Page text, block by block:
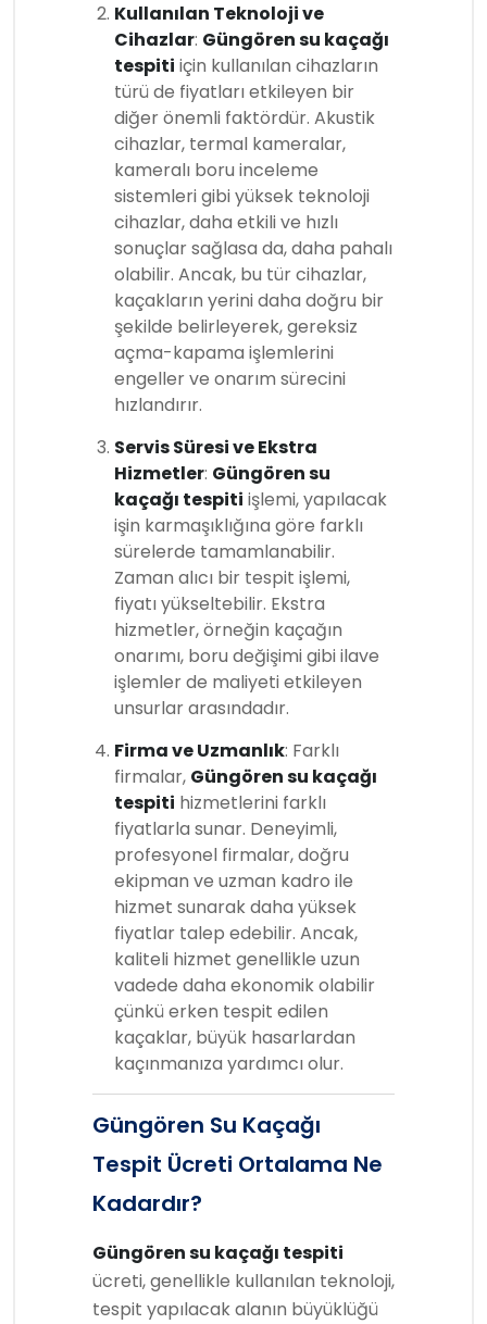
Kullanılan Teknoloji ve
Cihazlar: Güngören su kaçağı
tespiti için kullanılan cihazların
türü de fiyatları etkileyen bir
diğer önemli faktördür. Akustik
cihazlar, termal kameralar,
kameralı boru inceleme
sistemleri gibi yüksek teknoloji
cihazlar, daha etkili ve hızlı
sonuçlar sağlasa da, daha pahalı
olabilir. Ancak, bu tür cihazlar,
kaçakların yerini daha doğru bir
şekilde belirleyerek, gereksiz
açma-kapama işlemlerini
engeller ve onarım sürecini
hızlandırır.
Servis Süresi ve Ekstra
Hizmetler: Güngören su
kaçağı tespiti işlemi, yapılacak
işin karmaşıklığına göre farklı
sürelerde tamamlanabilir.
Zaman alıcı bir tespit işlemi,
fiyatı yükseltebilir. Ekstra
hizmetler, örneğin kaçağın
onarımı, boru değişimi gibi ilave
işlemler de maliyeti etkileyen
unsurlar arasındadır.
Firma ve Uzmanlık: Farklı
firmalar, Güngören su kaçağı
tespiti hizmetlerini farklı
fiyatlarla sunar. Deneyimli,
profesyonel firmalar, doğru
ekipman ve uzman kadro ile
hizmet sunarak daha yüksek
fiyatlar talep edebilir. Ancak,
kaliteli hizmet genellikle uzun
vadede daha ekonomik olabilir
çünkü erken tespit edilen
kaçaklar, büyük hasarlardan
kaçınmanıza yardımcı olur.
Güngören Su Kaçağı
Tespit Ücreti Ortalama Ne
Kadardır?
Güngören su kaçağı tespiti
ücreti, genellikle kullanılan teknoloji,
tespit yapılacak alanın büyüklüğü